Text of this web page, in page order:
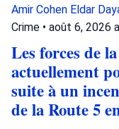
Amir Cohen Eldar
Crime • août 6, 2026
Les forces de
actuellement
suite à un
de la Route 5